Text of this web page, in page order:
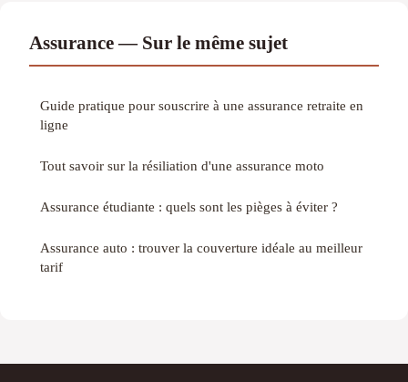
Assurance — Sur le même sujet
Guide pratique pour souscrire à une assurance retraite en
ligne
Tout savoir sur la résiliation d'une assurance moto
Assurance étudiante : quels sont les pièges à éviter ?
Assurance auto : trouver la couverture idéale au meilleur
tarif